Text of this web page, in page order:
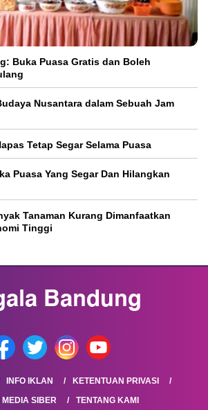
Buka Puasa Gratis dan Boleh
Nusantara dalam Sebuah Jam
Tetap Segar Selama Puasa
Puasa Yang Segar Dan Hilangkan
Tanaman Kurang Dimanfaatkan
Tinggi
INFO IKLAN
KETENTUAN PRIVASI
SIBER
TENTANG KAMI